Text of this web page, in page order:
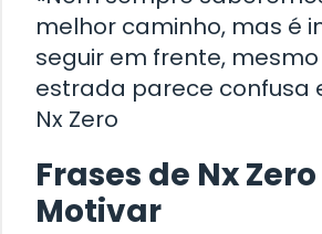
melhor caminho, mas é
seguir em frente,
estrada parece confusa
Nx Zero
Frases de Nx
Motivar